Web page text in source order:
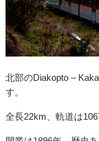
北部のDiakopto –
す。
全長22km、軌道は